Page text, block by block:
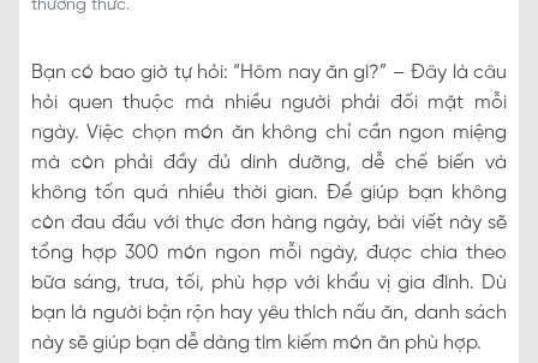
thưởng thức.
Bạn có bao giờ tự hỏi: “Hôm nay ăn gì?” – Đây là câu
hỏi quen thuộc mà nhiều người phải đối mặt mỗi
ngày. Việc chọn món ăn không chỉ cần ngon miệng
mà còn phải đầy đủ dinh dưỡng, dễ chế biến và
không tốn quá nhiều thời gian. Để giúp bạn không
còn đau đầu với thực đơn hàng ngày, bài viết này sẽ
tổng hợp 300 món ngon mỗi ngày, được chia theo
bữa sáng, trưa, tối, phù hợp với khẩu vị gia đình. Dù
bạn là người bận rộn hay yêu thích nấu ăn, danh sách
này sẽ giúp bạn dễ dàng tìm kiếm món ăn phù hợp.